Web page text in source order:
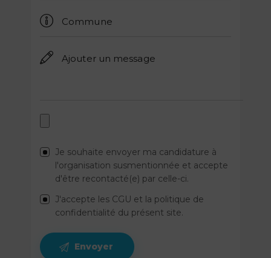
Je souhaite envoyer ma candidature à
l'organisation susmentionnée et accepte
d'être recontacté(e) par celle-ci.
J'accepte les CGU et la politique de
confidentialité du présent site.